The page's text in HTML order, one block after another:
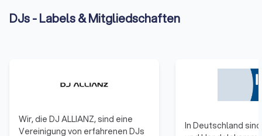
DJs - Labels & Mitgliedschaften
Wir, die DJ ALLIANZ, sind eine
Vereinigung von erfahrenen DJs
In Deutschland